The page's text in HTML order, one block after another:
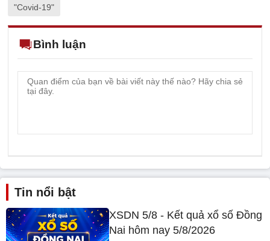
"Covid-19"
Bình luận
Tin nổi bật
XSDN 5/8 - Kết quả xổ số Đồng
Nai hôm nay 5/8/2026